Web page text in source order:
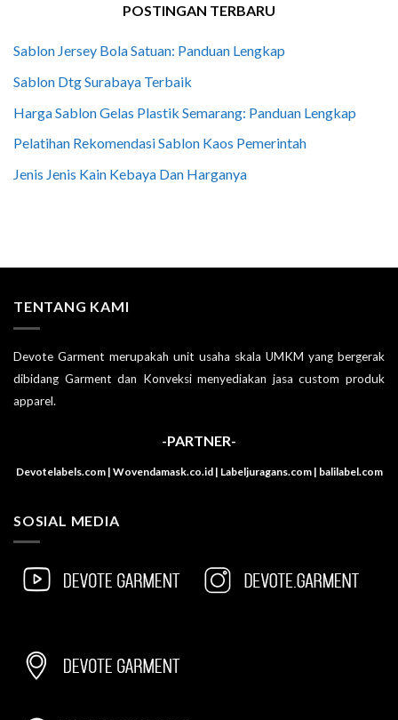
POSTINGAN TERBARU
Sablon Jersey Bola Satuan: Panduan Lengkap
Sablon Dtg Surabaya Terbaik
Harga Sablon Gelas Plastik Semarang: Panduan Lengkap
Pelatihan Rekomendasi Sablon Kaos Pemerintah
Jenis Jenis Kain Kebaya Dan Harganya
TENTANG KAMI
Devote Garment merupakah unit usaha skala UMKM yang bergerak
dibidang Garment dan Konveksi menyediakan jasa custom produk
apparel.
-PARTNER-
Devotelabels.com | Wovendamask.co.id | Labeljuragans.com | balilabel.com
SOSIAL MEDIA